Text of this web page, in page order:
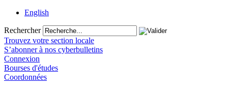
English
Rechercher
Trouvez votre section locale
S’abonner à nos cyberbulletins
Connexion
Bourses d'études
Coordonnées